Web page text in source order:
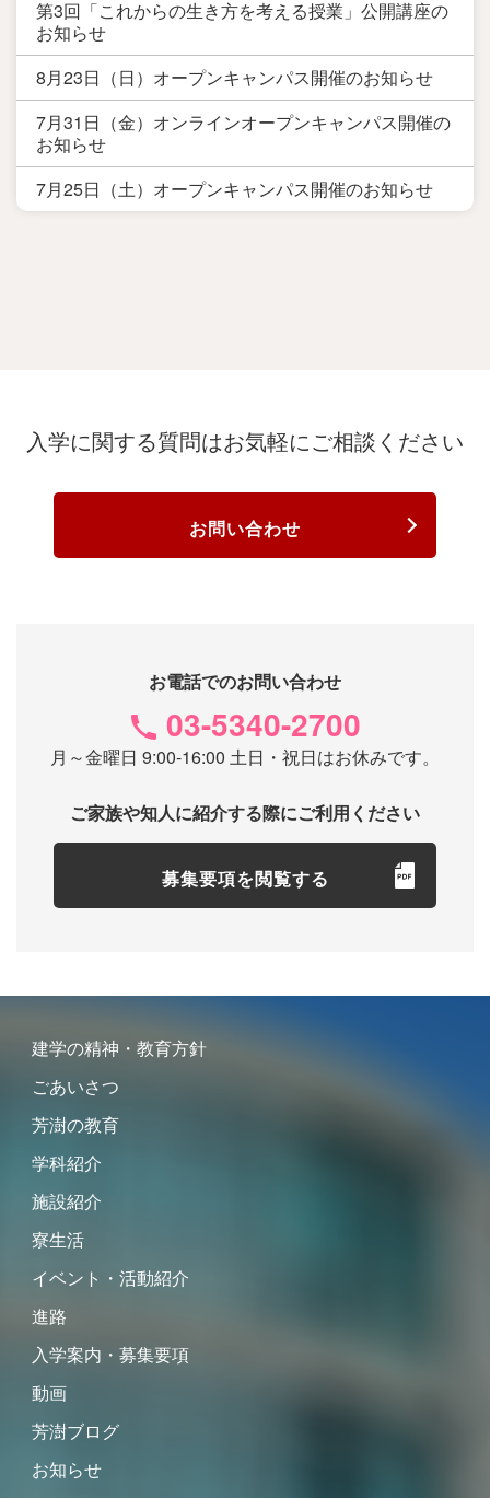
第3回「これからの生き方を考える授業」公開講座の
お知らせ
8月23日（日）オープンキャンパス開催のお知らせ
7月31日（金）オンラインオープンキャンパス開催の
お知らせ
7月25日（土）オープンキャンパス開催のお知らせ
入学に関する質問はお気軽にご相談ください
お問い合わせ
お電話でのお問い合わせ
03-5340-2700
月～金曜日 9:00-16:00 土日・祝日はお休みです。
ご家族や知人に紹介する際にご利用ください
募集要項を閲覧する
建学の精神・教育方針
ごあいさつ
芳澍の教育
学科紹介
施設紹介
寮生活
イベント・活動紹介
進路
入学案内・募集要項
動画
芳澍ブログ
お知らせ